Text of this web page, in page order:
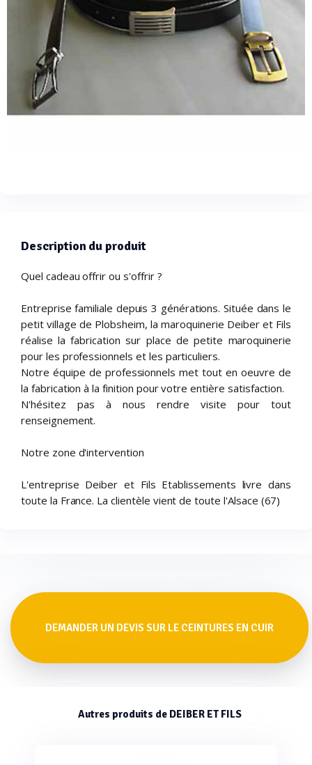
Description du produit
Quel cadeau offrir ou s'offrir ?
Entreprise familiale depuis 3 générations. Située dans le
petit village de Plobsheim, la maroquinerie Deiber et Fils
réalise la fabrication sur place de petite maroquinerie
pour les professionnels et les particuliers.
Notre équipe de professionnels met tout en oeuvre de
la fabrication à la finition pour votre entière satisfaction.
N'hésitez pas à nous rendre visite pour tout
renseignement.
Notre zone d'intervention
L'entreprise Deiber et Fils Etablissements livre dans
toute la France. La clientèle vient de toute l'Alsace (67)
DEMANDER UN DEVIS SUR LE CEINTURES EN CUIR
Autres produits de DEIBER ET FILS